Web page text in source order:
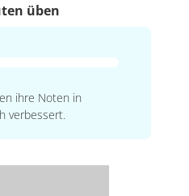
üben
ihre Noten in
verbessert.